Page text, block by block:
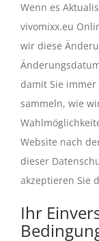
Wenn es
vivomixx.eu
wir diese
damit Sie
sammeln, wie
Website nach
dieser
akzeptieren Sie
Ihr